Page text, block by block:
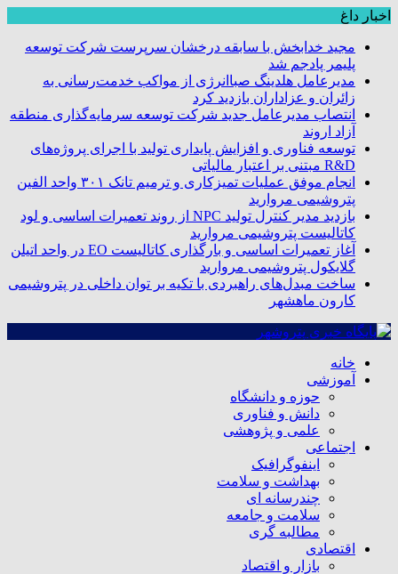
اخبار داغ
مجید خدابخش با سابقه درخشان سرپرست شرکت توسعه
پلیمر پادجم شد
مدیرعامل هلدینگ صباانرژی از مواکب خدمت‌رسانی به
زائران و عزاداران بازدید کرد
انتصاب مدیرعامل جدید شرکت توسعه سرمایه‌گذاری منطقه
آزاد اروند
توسعه فناوری و افزایش پایداری تولید با اجرای پروژه‌های
R&D مبتنی بر اعتبار مالیاتی
انجام موفق عملیات تمیزکاری و ترمیم تانک ۳۰۱ واحد الفین
پتروشیمی مروارید
بازدید مدیر کنترل تولید NPC از روند تعمیرات اساسی و لود
کاتالیست پتروشیمی مروارید
آغاز تعمیرات اساسی و بارگذاری کاتالیست EO در واحد اتیلن
گلایکول پتروشیمی مروارید
ساخت مبدل‌های راهبردی با تکیه بر توان داخلی در پتروشیمی
کارون ماهشهر
خانه
آموزشی
حوزه و دانشگاه
دانش و فناوری
علمی و پژوهشی
اجتماعی
اینفوگرافیک
بهداشت و سلامت
چندرسانه ای
سلامت و جامعه
مطالبه گری
اقتصادی
بازار و اقتصاد